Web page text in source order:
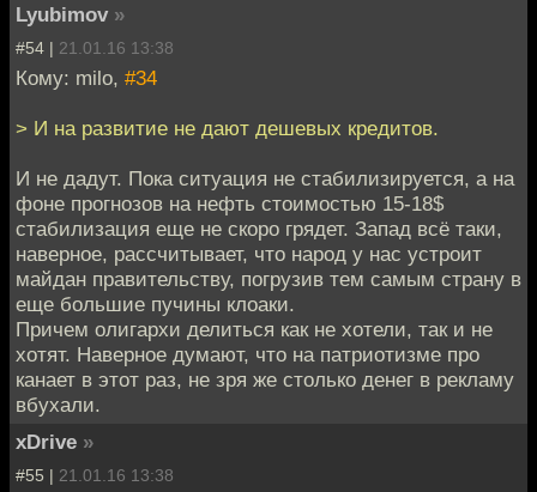
Lyubimov »
#54 | 21.01.16 13:38
Кому: milo, #34
> И на развитие не дают дешевых кредитов.
И не дадут. Пока ситуация не стабилизируется, а на
фоне прогнозов на нефть стоимостью 15-18$
стабилизация еще не скоро грядет. Запад всё таки,
наверное, рассчитывает, что народ у нас устроит
майдан правительству, погрузив тем самым страну в
еще большие пучины клоаки.
Причем олигархи делиться как не хотели, так и не
хотят. Наверное думают, что на патриотизме про
канает в этот раз, не зря же столько денег в рекламу
вбухали.
xDrive »
#55 | 21.01.16 13:38